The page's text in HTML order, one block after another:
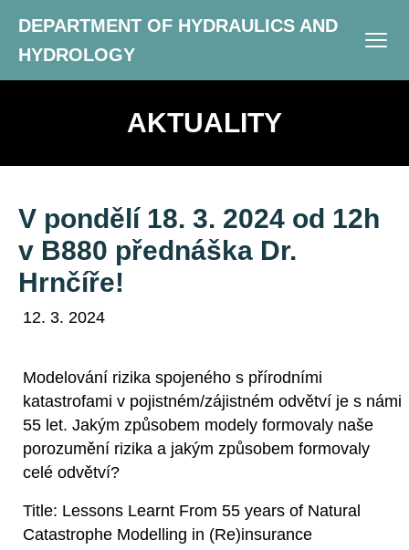
DEPARTMENT OF HYDRAULICS AND
HYDROLOGY
AKTUALITY
V pondělí 18. 3. 2024 od 12h
v B880 přednáška Dr.
Hrnčíře!
12. 3. 2024
Modelování rizika spojeného s přírodními
katastrofami v pojistném/zájistném odvětví je s námi
55 let. Jakým způsobem modely formovaly naše
porozumění rizika a jakým způsobem formovaly
celé odvětví?
Title: Lessons Learnt From 55 years of Natural
Catastrophe Modelling in (Re)insurance